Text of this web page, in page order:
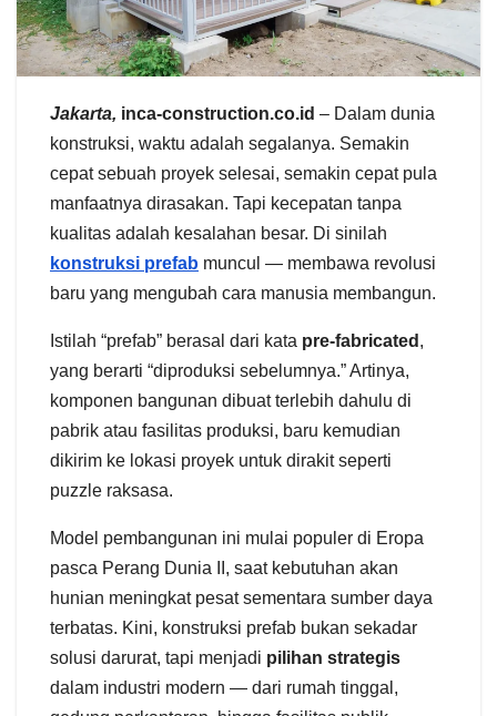
Jakarta, inca-construction.co.id – Dalam dunia
konstruksi, waktu adalah segalanya. Semakin
cepat sebuah proyek selesai, semakin cepat pula
manfaatnya dirasakan. Tapi kecepatan tanpa
kualitas adalah kesalahan besar. Di sinilah
konstruksi prefab muncul — membawa revolusi
baru yang mengubah cara manusia membangun.
Istilah “prefab” berasal dari kata pre-fabricated ,
yang berarti “diproduksi sebelumnya.” Artinya,
komponen bangunan dibuat terlebih dahulu di
pabrik atau fasilitas produksi, baru kemudian
dikirim ke lokasi proyek untuk dirakit seperti
puzzle raksasa.
Model pembangunan ini mulai populer di Eropa
pasca Perang Dunia II, saat kebutuhan akan
hunian meningkat pesat sementara sumber daya
terbatas. Kini, konstruksi prefab bukan sekadar
solusi darurat, tapi menjadi pilihan strategis
dalam industri modern — dari rumah tinggal,